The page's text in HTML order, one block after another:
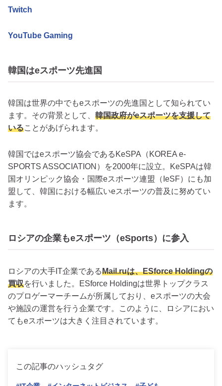
Twitch
YouTube Gaming
韓国はeスポーツ先進国
韓国は世界の中でもeスポーツの先進国として知られてい
ます。その背景として、 韓国政府がeスポーツを支援して
いることがあげられます。
韓国ではeスポーツ協会であるKeSPA（KOREA e-
SPORTS ASSOCIATION）を2000年に設立。KeSPAは韓
国オリンピック協会・国際eスポーツ連盟（IeSF）にも加
盟して、韓国における幅広いeスポーツの普及に努めてい
ます。
ロシアの企業もeスポーツ（eSports）に参入
ロシアの大手IT企業であるMail.ruは、ESforce Holdingの
買収を行いました。ESforce Holdingは世界トップクラス
のプロゲーマーチームが所属しており、eスポーツの大会
や施設の運営を行う企業です。このように、ロシアにおい
てもeスポーツは大きく注目されています。
この記事のハッシュタグ